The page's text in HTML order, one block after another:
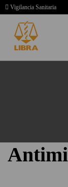
Vigilancia Sanitaria